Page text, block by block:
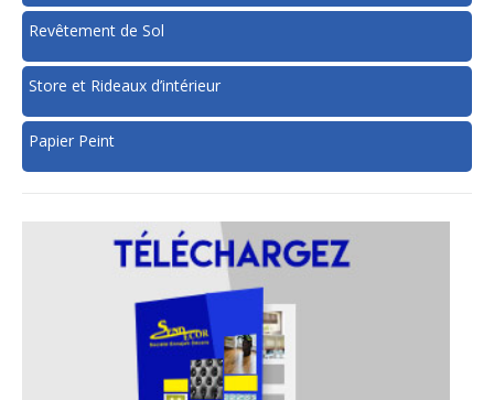
Revêtement de Sol
Store et Rideaux d’intérieur
Papier Peint